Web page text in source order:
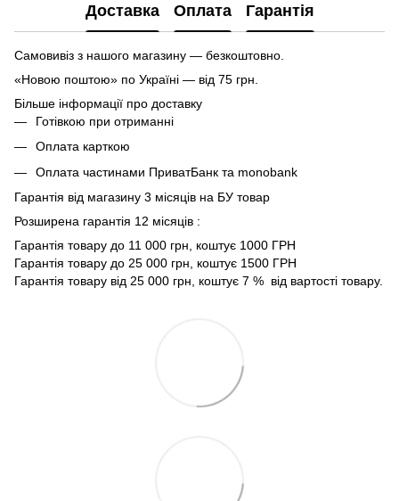
Доставка Оплата Гарантія
Самовивіз з нашого магазину — безкоштовно.
«Новою поштою» по Україні — від 75 грн.
Більше інформації про доставку
Готівкою при отриманні
Оплата карткою
Оплата частинами ПриватБанк та monobank
Гарантія від магазину 3 місяців на БУ товар
Розширена гарантія 12 місяців :
Гарантія товару до 11 000 грн, коштує 1000 ГРН
Гарантія товару до 25 000 грн, коштує 1500 ГРН
Гарантія товару від 25 000 грн, коштує 7 % від вартості товару.